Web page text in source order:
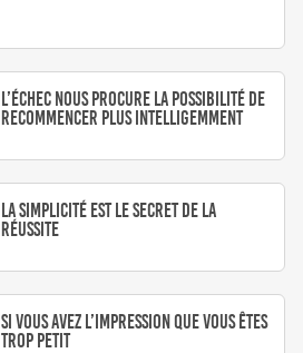
L’échec nous procure la possibilité de
recommencer plus intelligemment
La simplicité est le secret de la
réussite
Si vous avez l’impression que vous êtes
trop petit